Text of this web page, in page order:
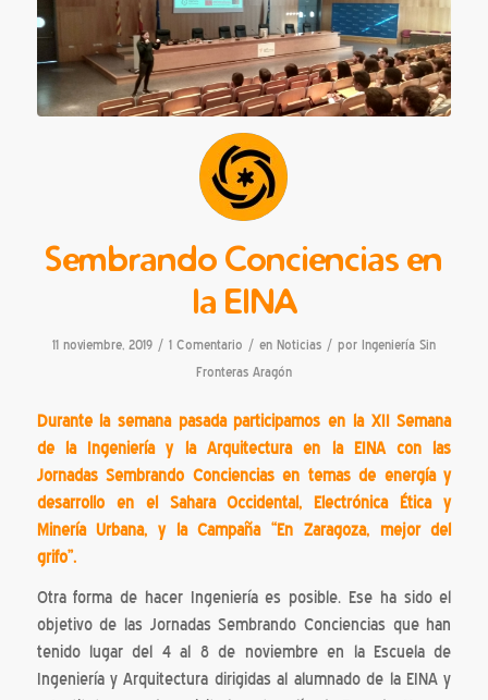
Sembrando Conciencias en
la EINA
11 noviembre, 2019 / 1 Comentario / en Noticias / por Ingeniería Sin
Fronteras Aragón
Durante la semana pasada participamos en la XII Semana
de la Ingeniería y la Arquitectura en la EINA con las
Jornadas Sembrando Conciencias en temas de energía y
desarrollo en el Sahara Occidental, Electrónica Ética y
Minería Urbana, y la Campaña “En Zaragoza, mejor del
grifo”.
Otra forma de hacer Ingeniería es posible. Ese ha sido el
objetivo de las Jornadas Sembrando Conciencias que han
tenido lugar del 4 al 8 de noviembre en la Escuela de
Ingeniería y Arquitectura dirigidas al alumnado de la EINA y